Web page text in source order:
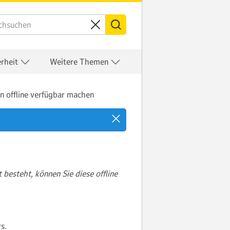
Weitere Themen
offline verfügbar machen
besteht, können Sie diese offline